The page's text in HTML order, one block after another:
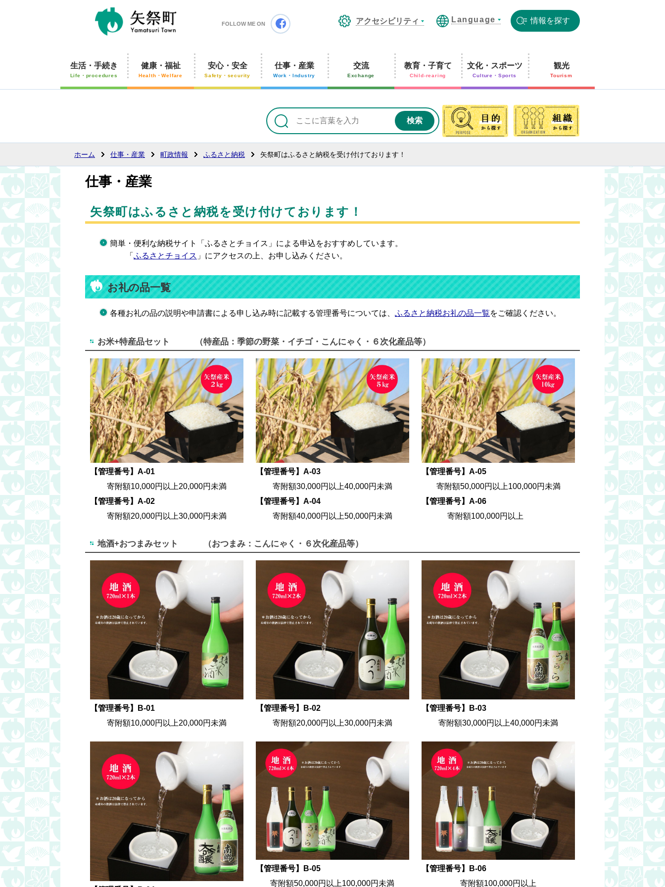
矢祭町ホームページ
FOLLOW ME ON Facebook アクセシビリティ Language 情報を探す
生活・手続き
Life・procedures
健康・福祉
Health・Welfare
安心・安全
Safety・security
仕事・産業
Work・Industry
交流
Exchange
教育・子育て
Child-rearing
文化・スポーツ
Culture・Sports
観光
Tourism
ホーム 仕事・産業 町政情報 ふるさと納税 矢祭町はふるさと納税を受け付けております！
仕事・産業
矢祭町はふるさと納税を受け付けております！
簡単・便利な納税サイト「ふるさとチョイス」による申込をおすすめしています。
「 ふるさとチョイス 」にアクセスの上、お申し込みください。
お礼の品一覧
各種お礼の品の説明や申請書による申し込み時に記載する管理番号については、 ふるさと納税お礼の品一覧をご確認ください。
お米+特産品セット （特産品：季節の野菜・イチゴ・こんにゃく・６次化産品等）
【管理番号】A-01
寄附額10,000円以上20,000円未満
【管理番号】A-02
寄附額20,000円以上30,000円未満
【管理番号】A-03
寄附額30,000円以上40,000円未満
【管理番号】A-04
寄附額40,000円以上50,000円未満
【管理番号】A-05
寄附額50,000円以上100,000円未満
【管理番号】A-06
寄附額100,000円以上
地酒+おつまみセット （おつまみ：こんにゃく・６次化産品等）
【管理番号】B-01
寄附額10,000円以上20,000円未満
【管理番号】B-02
寄附額20,000円以上30,000円未満
【管理番号】B-03
寄附額30,000円以上40,000円未満
【管理番号】B-05
寄附額50,000円以上100,000円未満
【管理番号】B-06
寄附額100,000円以上